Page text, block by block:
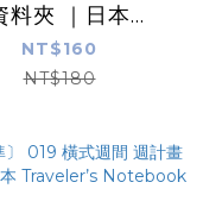
夾 ｜日本
Notebook
NT$160
NT$180